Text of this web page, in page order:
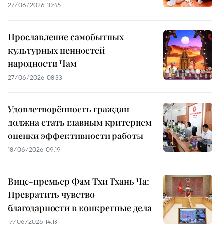
27/06/2026 10:45
Прославление самобытных
культурных ценностей
народности Чам
27/06/2026 08:33
Удовлетворённость граждан
должна стать главным критерием
оценки эффективности работы
18/06/2026 09:19
Вице-премьер Фам Тхи Тхань Ча:
Превратить чувство
благодарности в конкретные дела
17/06/2026 14:13